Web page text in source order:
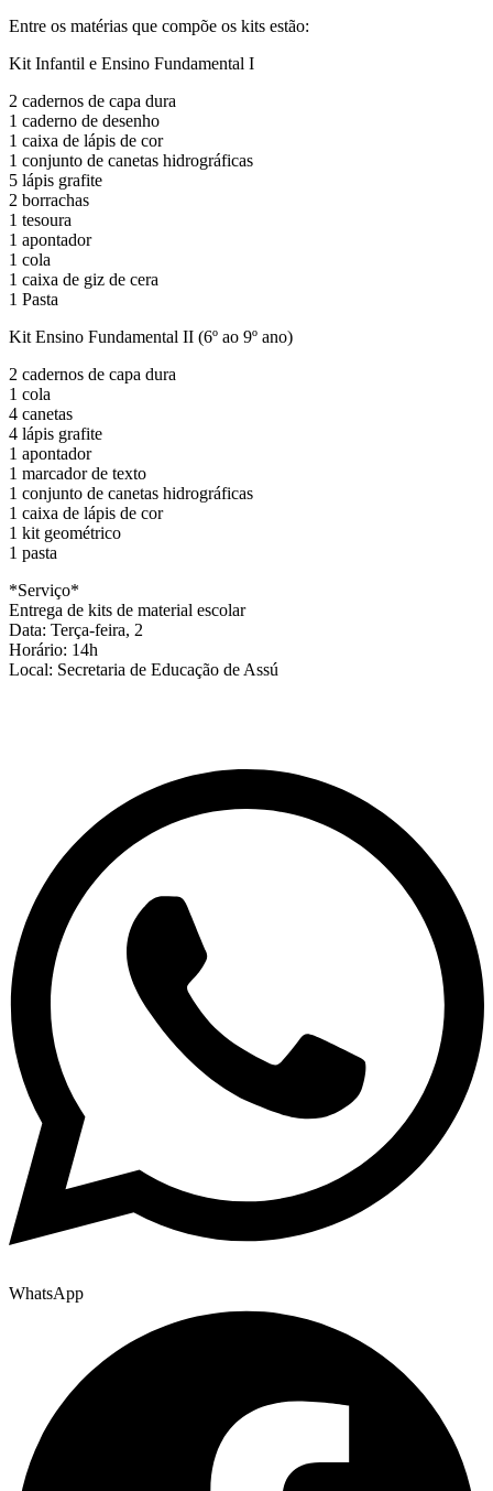
Entre os matérias que compõe os kits estão:
Kit Infantil e Ensino Fundamental I
2 cadernos de capa dura
1 caderno de desenho
1 caixa de lápis de cor
1 conjunto de canetas hidrográficas
5 lápis grafite
2 borrachas
1 tesoura
1 apontador
1 cola
1 caixa de giz de cera
1 Pasta
Kit Ensino Fundamental II (6º ao 9º ano)
2 cadernos de capa dura
1 cola
4 canetas
4 lápis grafite
1 apontador
1 marcador de texto
1 conjunto de canetas hidrográficas
1 caixa de lápis de cor
1 kit geométrico
1 pasta
*Serviço*
Entrega de kits de material escolar
Data: Terça-feira, 2
Horário: 14h
Local: Secretaria de Educação de Assú
WhatsApp